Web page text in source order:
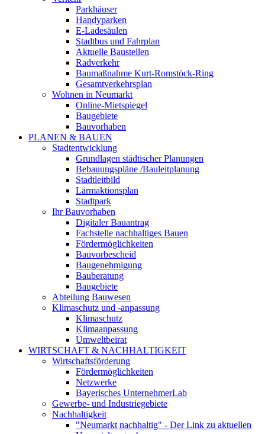
Parkhäuser
Handyparken
E-Ladesäulen
Stadtbus und Fahrplan
Aktuelle Baustellen
Radverkehr
Baumaßnahme Kurt-Romstöck-Ring
Gesamtverkehrsplan
Wohnen in Neumarkt
Online-Mietspiegel
Baugebiete
Bauvorhaben
PLANEN & BAUEN
Stadtentwicklung
Grundlagen städtischer Planungen
Bebauungspläne /Bauleitplanung
Stadtleitbild
Lärmaktionsplan
Stadtpark
Ihr Bauvorhaben
Digitaler Bauantrag
Fachstelle nachhaltiges Bauen
Fördermöglichkeiten
Bauvorbescheid
Baugenehmigung
Bauberatung
Baugebiete
Abteilung Bauwesen
Klimaschutz und -anpassung
Klimaschutz
Klimaanpassung
Umweltbeirat
WIRTSCHAFT & NACHHALTIGKEIT
Wirtschaftsförderung
Fördermöglichkeiten
Netzwerke
Bayerisches UnternehmerLab
Gewerbe- und Industriegebiete
Nachhaltigkeit
"Neumarkt nachhaltig" - Der Link zu aktuellen